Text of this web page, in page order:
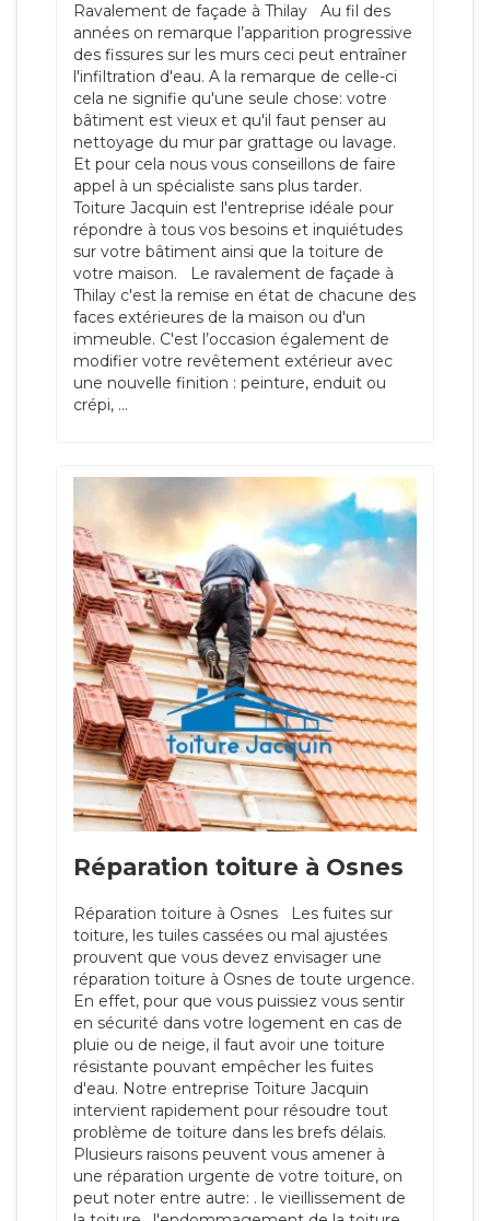
Ravalement de façade à Thilay Au fil des
années on remarque l’apparition progressive
des fissures sur les murs ceci peut entraîner
l'infiltration d'eau. A la remarque de celle-ci
cela ne signifie qu'une seule chose: votre
bâtiment est vieux et qu'il faut penser au
nettoyage du mur par grattage ou lavage.
Et pour cela nous vous conseillons de faire
appel à un spécialiste sans plus tarder.
Toiture Jacquin est l'entreprise idéale pour
répondre à tous vos besoins et inquiétudes
sur votre bâtiment ainsi que la toiture de
votre maison. Le ravalement de façade à
Thilay c'est la remise en état de chacune des
faces extérieures de la maison ou d'un
immeuble. C'est l’occasion également de
modifier votre revêtement extérieur avec
une nouvelle finition : peinture, enduit ou
crépi, ...
Réparation toiture à Osnes
Réparation toiture à Osnes Les fuites sur
toiture, les tuiles cassées ou mal ajustées
prouvent que vous devez envisager une
réparation toiture à Osnes de toute urgence.
En effet, pour que vous puissiez vous sentir
en sécurité dans votre logement en cas de
pluie ou de neige, il faut avoir une toiture
résistante pouvant empêcher les fuites
d'eau. Notre entreprise Toiture Jacquin
intervient rapidement pour résoudre tout
problème de toiture dans les brefs délais.
Plusieurs raisons peuvent vous amener à
une réparation urgente de votre toiture, on
peut noter entre autre: . le vieillissement de